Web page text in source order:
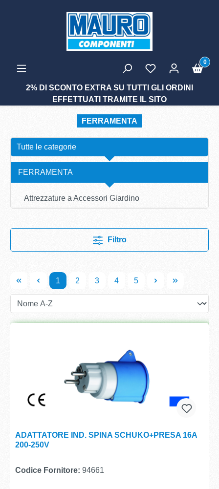
0
2% DI SCONTO EXTRA SU TUTTI GLI ORDINI
EFFETTUATI TRAMITE IL SITO
FERRAMENTA
Tutte le categorie
FERRAMENTA
Attrezzature a Accessori Giardino
Filtro
1 2 3 4 5
ADATTATORE IND. SPINA SCHUKO+PRESA 16A
200-250V
Codice Fornitore: 94661